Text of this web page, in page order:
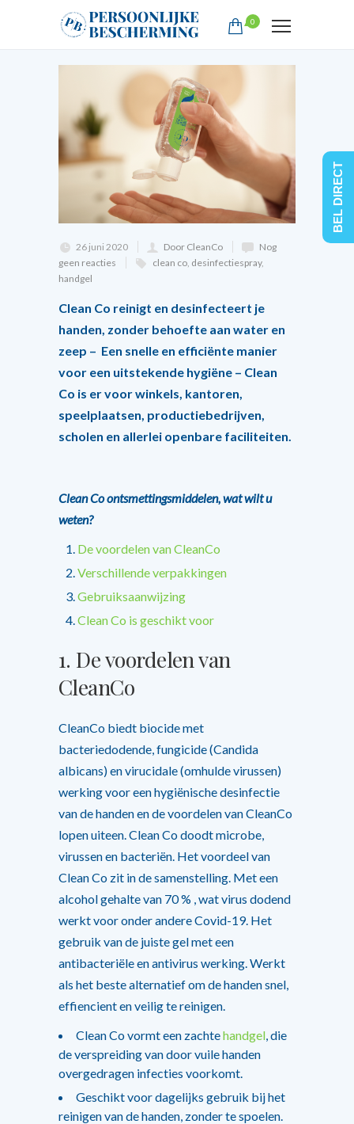
0
26 juni 2020 Door CleanCo
Nog
geen reacties
clean co, desinfectiespray,
handgel
Clean Co reinigt en desinfecteert je
handen, zonder behoefte aan water en
zeep – Een snelle en efficiënte manier
voor een uitstekende hygiëne – Clean
Co is er voor winkels, kantoren,
speelplaatsen, productiebedrijven,
scholen en allerlei openbare faciliteiten.
Clean Co ontsmettingsmiddelen, wat wilt u
weten?
De voordelen van CleanCo
Verschillende verpakkingen
Gebruiksaanwijzing
Clean Co is geschikt voor
1. De voordelen van
CleanCo
CleanCo biedt biocide met
bacteriedodende, fungicide (Candida
albicans) en virucidale (omhulde virussen)
werking voor een hygiënische desinfectie
van de handen en de voordelen van CleanCo
lopen uiteen. Clean Co doodt microbe,
virussen en bacteriën. Het voordeel van
Clean Co zit in de samenstelling. Met een
alcohol gehalte van 70 % , wat virus dodend
werkt voor onder andere Covid-19. Het
gebruik van de juiste gel met een
antibacteriële en antivirus werking. Werkt
als het beste alternatief om de handen snel,
effiencient en veilig te reinigen.
Clean Co vormt een zachtehandgel, die
de verspreiding van door vuile handen
overgedragen infecties voorkomt.
Geschikt voor dagelijks gebruik bij het
reinigen van de handen, zonder te spoelen.
BEL DIRECT